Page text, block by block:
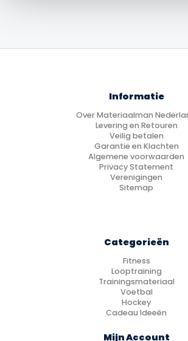
Informatie
Over Materiaalman
Levering en Retouren
Veilig betalen
Garantie en Klachten
Algemene voorwaarden
Privacy Statement
Verenigingen
Sitemap
Categorieën
Fitness
Looptraining
Trainingsmateriaal
Voetbal
Hockey
Cadeau Ideeën
Mijn Account